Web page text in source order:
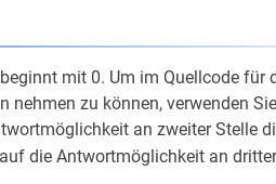
mit 0. Um im Quellcode für
nehmen zu können, verwenden
an zweiter Stelle
die Antwortmöglichkeit an